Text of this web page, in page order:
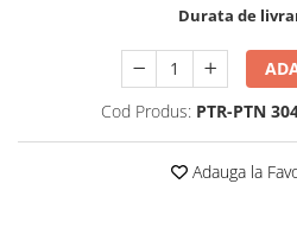
Durata de
Cod Produs: PTR-PTN
Adauga la